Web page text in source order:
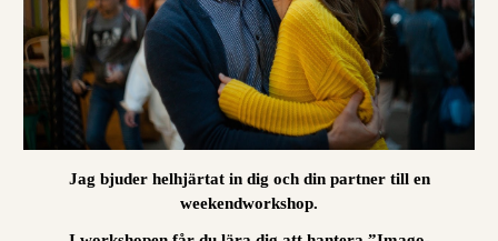
Jag bjuder helhjärtat in dig och din partner till en
weekendworkshop.